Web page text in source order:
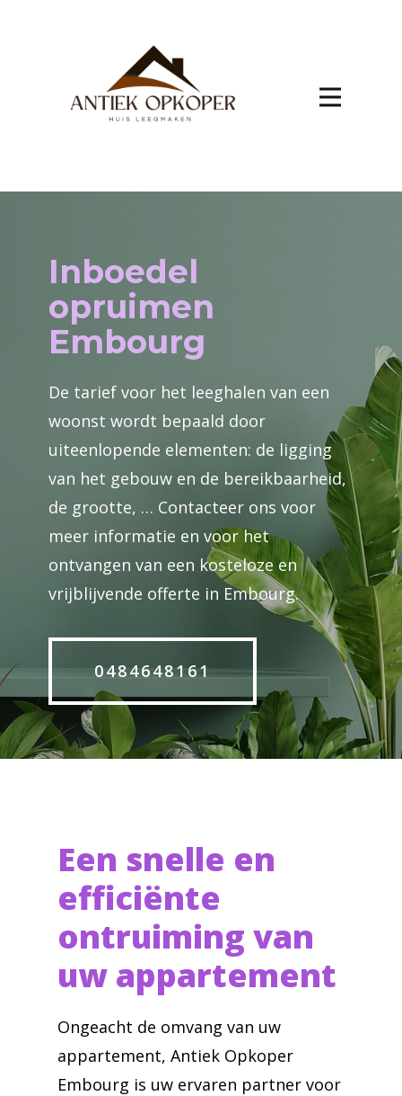
Inboedel
opruimen
Embourg
De tarief voor het leeghalen van een
woonst wordt bepaald door
uiteenlopende elementen: de ligging
van het gebouw en de bereikbaarheid,
de grootte, … Contacteer ons voor
meer informatie en voor het
ontvangen van een kosteloze en
vrijblijvende offerte in Embourg.
0484648161
Een snelle en
efficiënte
ontruiming van
uw appartement
Ongeacht de omvang van uw
appartement, Antiek Opkoper
Embourg is uw ervaren partner voor